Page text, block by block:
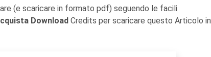
(e scaricare in formato pdf) seguendo le facili
Download Credits per scaricare questo Articolo in